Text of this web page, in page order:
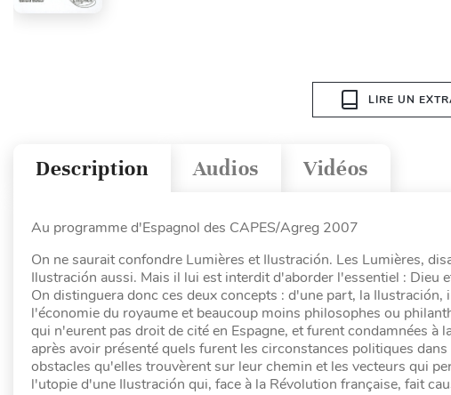
LIRE UN
Vidéos
Audios
Description
Au programme d'Espagnol des CAPES/Agreg 2007
On ne saurait confondre Lumières et Ilustración. Les Lumières,
Ilustración aussi. Mais il lui est interdit d'aborder l'essentiel : Dieu
On distinguera donc ces deux concepts : d'une part, la
l'économie du royaume et beaucoup moins philosophes ou
qui n'eurent pas droit de cité en Espagne, et furent condamnées
après avoir présenté quels furent les circonstances politiques
obstacles qu'elles trouvèrent sur leur chemin et les vecteurs qui
l'utopie d'une Ilustración qui, face à la Révolution française, fait